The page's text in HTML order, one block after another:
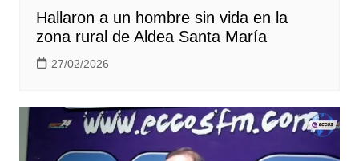
Hallaron a un hombre sin vida en la
zona rural de Aldea Santa María
27/02/2026